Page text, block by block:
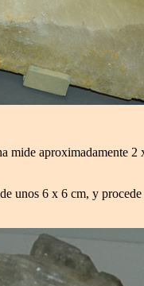
mide aproximadamente
unos 6 x 6 cm, y